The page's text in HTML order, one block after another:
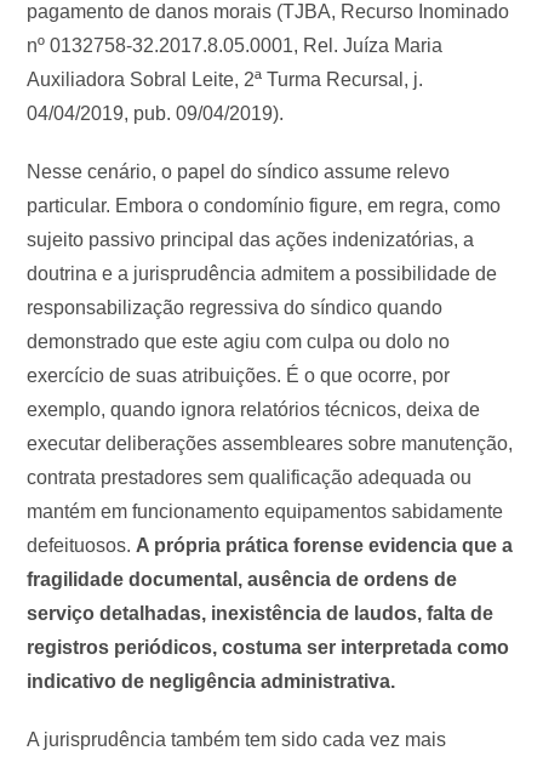
pagamento de danos morais (TJBA, Recurso Inominado
nº 0132758-32.2017.8.05.0001, Rel. Juíza Maria
Auxiliadora Sobral Leite, 2ª Turma Recursal, j.
04/04/2019, pub. 09/04/2019).
Nesse cenário, o papel do síndico assume relevo
particular. Embora o condomínio figure, em regra, como
sujeito passivo principal das ações indenizatórias, a
doutrina e a jurisprudência admitem a possibilidade de
responsabilização regressiva do síndico quando
demonstrado que este agiu com culpa ou dolo no
exercício de suas atribuições. É o que ocorre, por
exemplo, quando ignora relatórios técnicos, deixa de
executar deliberações assembleares sobre manutenção,
contrata prestadores sem qualificação adequada ou
mantém em funcionamento equipamentos sabidamente
defeituosos. A própria prática forense evidencia que a
fragilidade documental, ausência de ordens de
serviço detalhadas, inexistência de laudos, falta de
registros periódicos, costuma ser interpretada como
indicativo de negligência administrativa.
A jurisprudência também tem sido cada vez mais